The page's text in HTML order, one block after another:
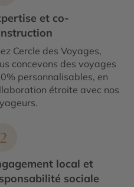
et co-
Cercle des Voyages,
concevons des voyages
personnalisables, en
étroite avec nos
2
local et
sociale